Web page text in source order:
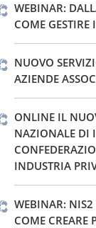
WEBINAR:
COME
NUOVO
AZIENDE
ONLINE IL
NAZIONALE DI
INDUSTRIA
WEBINAR: NIS2
COME CREARE